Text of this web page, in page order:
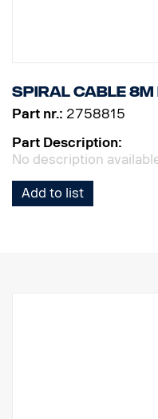
Spiral cable 8m
Part nr.: 2758815
Part Description:
No description
Add to list